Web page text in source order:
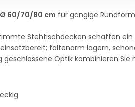
Ø 60/70/80 cm für gängige
Stehtischdecken schaffen
faltenarm lagern,
geschlossene Optik kombinieren Sie